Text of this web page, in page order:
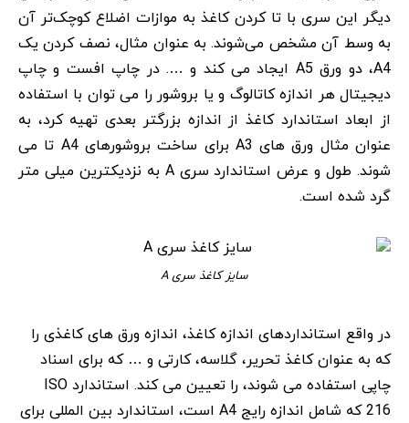
دیگر این سری با تا کردن کاغذ به موازات اضلاع کوچک‌تر آن
به وسط آن مشخص می‌شوند. به عنوان مثال، نصف کردن یک
A4، دو ورق A5 ایجاد می کند و …. در چاپ افست و چاپ
دیجیتال هر اندازه کاتالوگ و یا بروشور را می توان با استفاده
از ابعاد استاندارد کاغذ از اندازه بزرگتر بعدی تهیه کرد، به
عنوان مثال ورق های A3 برای ساخت بروشورهای A4 تا می
شوند. طول و عرض استاندارد سری A به نزدیکترین میلی متر
گرد شده است.
سایز کاغذ سری A
در واقع استانداردهای اندازه کاغذ، اندازه ورق های کاغذی را
که به عنوان کاغذ تحریر، گلاسه، کارتی و … که برای اسناد
چاپی استفاده می شوند، را تعیین می کند. استاندارد ISO
216 که شامل اندازه رایج A4 است، استاندارد بین المللی برای